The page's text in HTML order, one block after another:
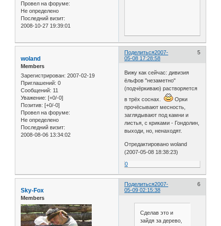
Провел на форуме:
Не определено
Последний визит:
2008-10-27 19:39:01
Поделиться 5
2007-
05-08 17:28:58
woland
Members
Зарегистрирован: 2007-02-19
Приглашений: 0
Сообщений: 11
Уважение: [+0/-0]
Позитив: [+0/-0]
Провел на форуме:
Не определено
Последний визит:
2008-08-06 13:34:02
Вижу как сейчас: дивизия
ёльфов "незаметно"
(подчёркиваю) растворяется
в трёх соснах.
Орки
прочёсывают месность,
заглядывают под камни и
листья, с криками - Гондолин,
выходи, но, ненаходят.
Отредактировано woland
(2007-05-08 18:38:23)
0
Поделиться 6
2007-
05-09 02:15:38
Sky-Fox
Members
Сделав это и
зайдя за дерево,